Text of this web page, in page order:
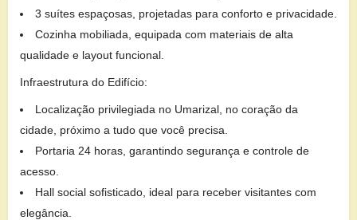
3 suítes espaçosas, projetadas para conforto e privacidade.
Cozinha mobiliada, equipada com materiais de alta
qualidade e layout funcional.
Infraestrutura do Edifício:
Localização privilegiada no Umarizal, no coração da
cidade, próximo a tudo que você precisa.
Portaria 24 horas, garantindo segurança e controle de
acesso.
Hall social sofisticado, ideal para receber visitantes com
elegância.